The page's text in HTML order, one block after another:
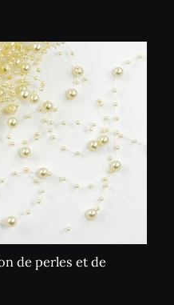
de perles et de